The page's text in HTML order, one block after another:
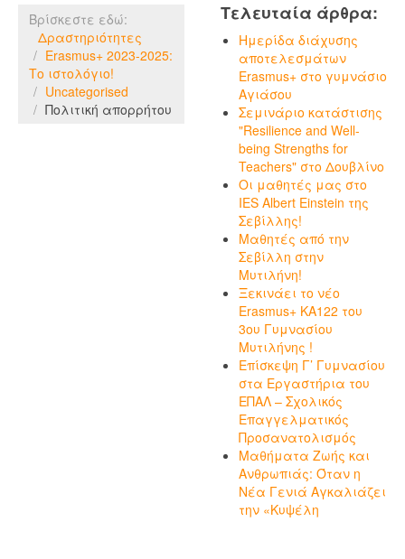
Βρίσκεστε εδώ:
Δραστηριότητες
Erasmus+ 2023-2025:
Το ιστολόγιο!
Uncategorised
Πολιτική απορρήτου
Τελευταία άρθρα:
Ημερίδα διάχυσης
αποτελεσμάτων
Erasmus+ στο γυμνάσιο
Αγιάσου
Σεμινάριο κατάστισης
"Resilience and Well-
being Strengths for
Teachers" στο Δουβλίνο
Οι μαθητές μας στο
IES Albert Einstein της
Σεβίλλης!
Μαθητές από την
Σεβίλλη στην
Μυτιλήνη!
Ξεκινάει το νέο
Erasmus+ KA122 του
3ου Γυμνασίου
Μυτιλήνης !
Επίσκεψη Γ’ Γυμνασίου
στα Εργαστήρια του
ΕΠΑΛ – Σχολικός
Επαγγελματικός
Προσανατολισμός
Μαθήματα Ζωής και
Ανθρωπιάς: Όταν η
Νέα Γενιά Αγκαλιάζει
την «Κυψέλη